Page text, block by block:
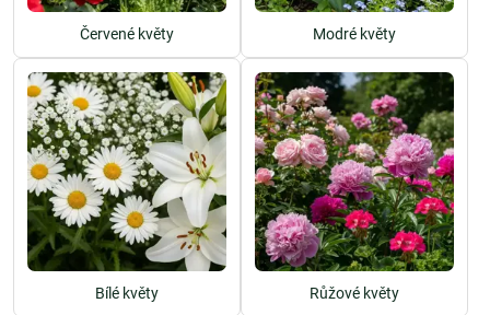
Červené květy Modré květy
Bílé květy Růžové květy